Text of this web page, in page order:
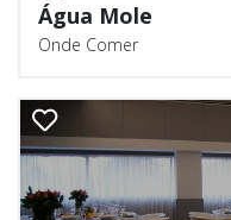
Água Mole
Onde Comer